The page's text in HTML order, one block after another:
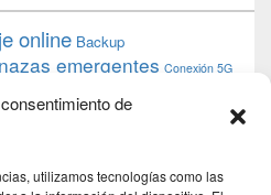
de
utilizamos tecnologías como las
online Backup
emergentes Conexión 5G
desarrollo web
iphone
raspberrypi